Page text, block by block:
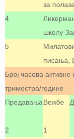
за
4
школу
5
писања,
Број часова
триместра/године
ПредавањаВежбе
2
1